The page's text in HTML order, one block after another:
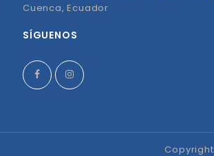
Cuenca, Ecuador
SÍGUENOS